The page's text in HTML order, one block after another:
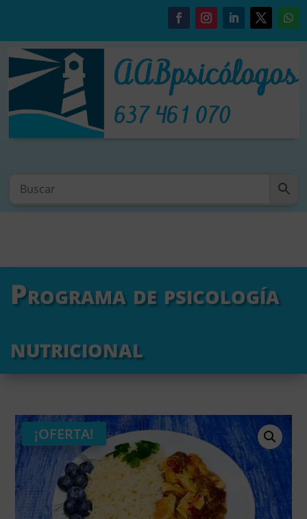
Programa de psicología
nutricional
¡OFERTA!